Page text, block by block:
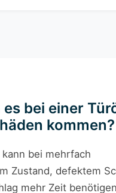
es bei einer
kommen?
kann bei mehrfach
Zustand, defektem
mehr Zeit